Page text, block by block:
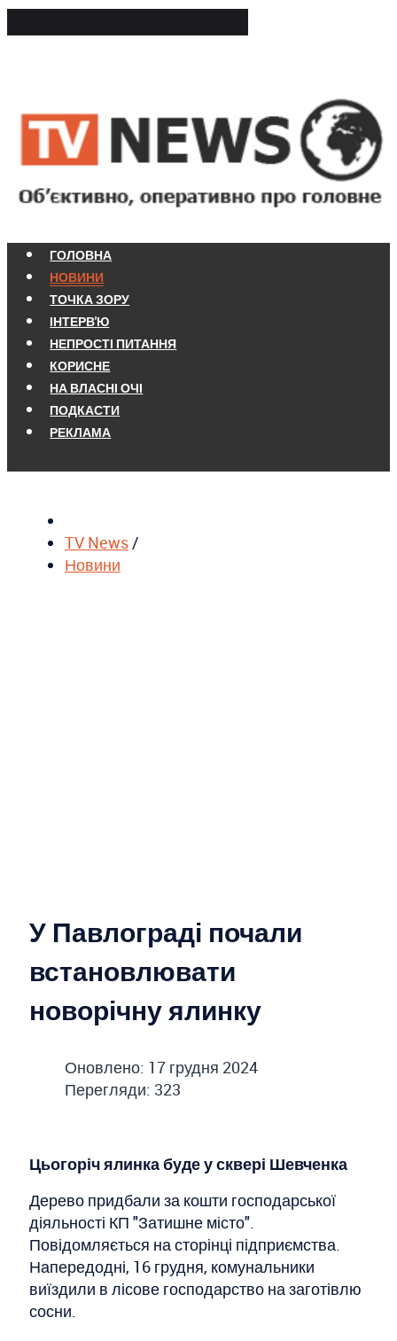
ГОЛОВНА
НОВИНИ
ТОЧКА ЗОРУ
ІНТЕРВ'Ю
НЕПРОСТІ ПИТАННЯ
КОРИСНЕ
НА ВЛАСНІ ОЧІ
ПОДКАСТИ
РЕКЛАМА
TV News/
Новини
У Павлограді почали
встановлювати
новорічну ялинку
Оновлено: 17 грудня 2024
Перегляди: 323
Цьогоріч ялинка буде у сквері Шевченка
Дерево придбали за кошти господарської
діяльності КП "Затишне місто".
Повідомляється на сторінці підприємства.
Напередодні, 16 грудня, комунальники
виїздили в лісове господарство на заготівлю
сосни.